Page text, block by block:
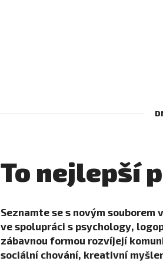
To nejlepší
Seznamte se s novým
ve spolupráci s psychology,
zábavnou formou rozvíjejí
sociální chování, kreativní